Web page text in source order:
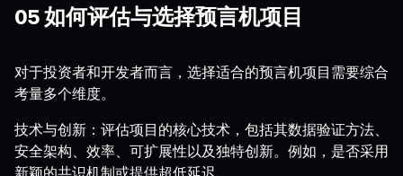
05 如何评估与选择预言机项目
对于投资者和开发者而言，选择适合的预言机项目需要综合
考量多个维度。
技术与创新：评估项目的核心技术，包括其数据验证方法、
安全架构、效率、可扩展性以及独特创新。例如，是否采用
新颖的共识机制或提供超低延迟。